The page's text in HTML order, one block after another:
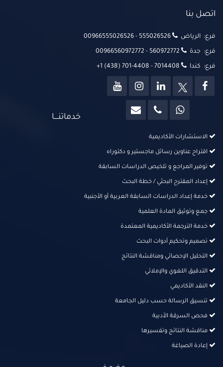
اتصل بنا
فرع: الرياض 00966555026526‬‬ - 555026526‬‬
فرع: جدة 00966560972772 - 560972772
فرع: كندا +1 (438) 701-4408 - 7014408
خدماتنــــا
الاستشارات الأكاديمية
اقتراح عناوين رسائل ماجستير و دكتوراه
توفير المراجع و تلخيص الدراسات السابقة
إعداد المقترح البحثي / خطة البحث
خدمة إعداد الدراسات السابقة العربية أو الأجنبية
جمع وتوثيق المادة العلمية
خدمة الترجمة الأكاديمية المعتمدة
تصميم وتحكيم أدوات البحث
التحليل الإحصائي ومناقشة النتائج
التدقيق اللغوي والإملائي
النقد الأكاديمي
تنسيق الرسالة حسب دليل الجامعة
فحص السرقة الأدبية
مناقشة النتائج وتفسيرها
إعادة الصياغة